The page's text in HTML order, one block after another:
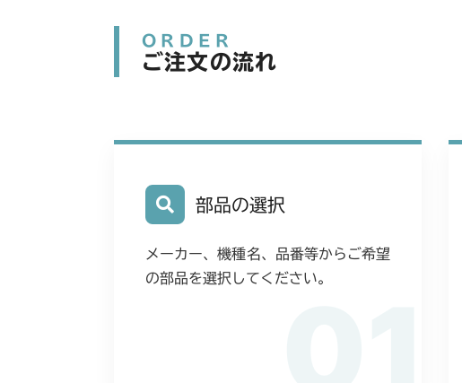
ORDER
ご注文の流れ
部品の選択
メーカー、機種名、品番等からご希望
の部品を選択してください。